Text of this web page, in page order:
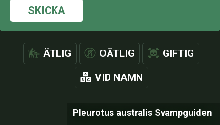
SKICKA
ÄTLIG OÄTLIG GIFTIG
VID NAMN
Pleurotus australis Svampguiden